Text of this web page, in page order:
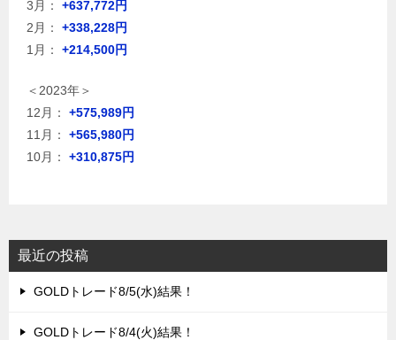
3月：
+637,772円
2月：
+338,228円
1月：
+214,500円
＜2023年＞
12月：
+575,989円
11月：
+565,980円
10月：
+310,875円
最近の投稿
GOLDトレード8/5(水)結果！
GOLDトレード8/4(火)結果！